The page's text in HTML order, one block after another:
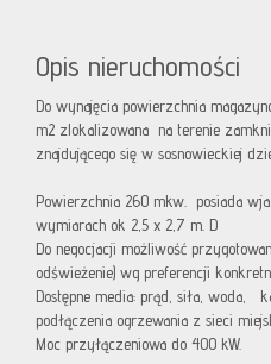
Opis nieruchomości
Do wynajęcia powierzchnia
m2 zlokalizowana na terenie
znajdującego się w sosnowieckiej
Powierzchnia 260 mkw. posiada
wymiarach ok 2,5 x 2,7 m. D
Do negocjacji możliwość
odświeżenie) wg preferencji
Dostępne media: prąd, siła, woda,
podłączenia ogrzewania z sieci
Moc przyłączeniowa do 400 kW.